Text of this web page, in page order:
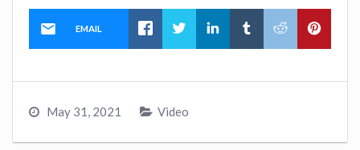
EMAIL
May 31, 2021 Video